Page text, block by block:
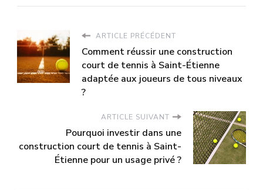
ARTICLE PRÉCÉDENT
Comment réussir une construction
court de tennis à Saint-Étienne
adaptée aux joueurs de tous niveaux
?
ARTICLE SUIVANT
Pourquoi investir dans une
construction court de tennis à Saint-
Étienne pour un usage privé ?